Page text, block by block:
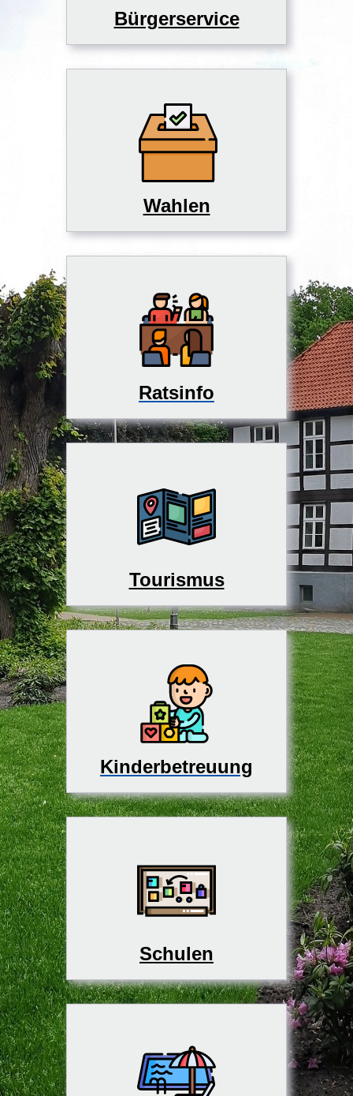
Bürgerservice
Wahlen
Ratsinfo
Tourismus
Kinderbetreuung
Schulen